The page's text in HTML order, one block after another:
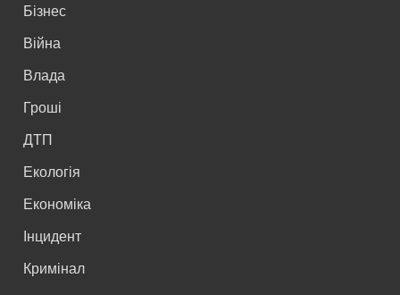
Бізнес
Війна
Влада
Гроші
ДТП
Екологія
Економіка
Інцидент
Кримінал